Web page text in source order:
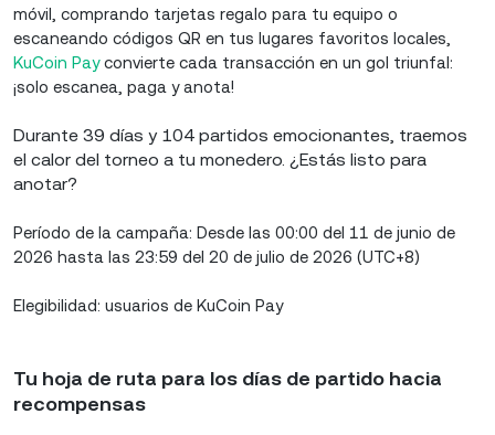
móvil, comprando tarjetas regalo para tu equipo o
escaneando códigos QR en tus lugares favoritos locales,
KuCoin Payconvierte cada transacción en un gol triunfal:
¡solo escanea, paga y anota!
Durante 39 días y 104 partidos emocionantes, traemos
el calor del torneo a tu monedero. ¿Estás listo para
anotar?
Período de la campaña: Desde las 00:00 del 11 de junio de
2026 hasta las 23:59 del 20 de julio de 2026 (UTC+8)
Elegibilidad: usuarios de KuCoin Pay
Tu hoja de ruta para los días de partido hacia
recompensas